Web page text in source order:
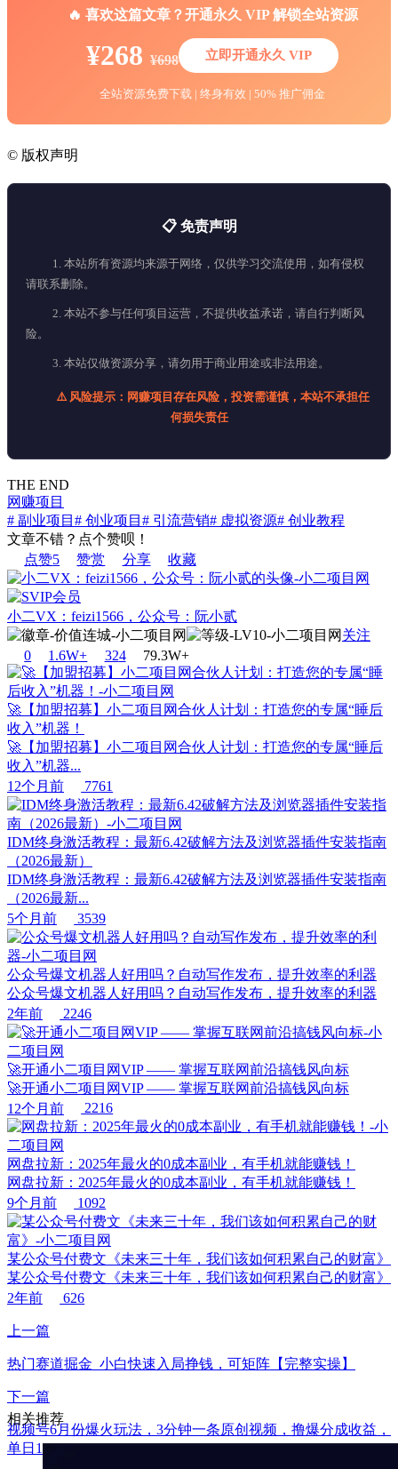
🔥 喜欢这篇文章？开通永久 VIP 解锁全站资源
¥268 ¥698 立即开通永久 VIP
全站资源免费下载 | 终身有效 | 50% 推广佣金
© 版权声明
📋 免责声明
1. 本站所有资源均来源于网络，仅供学习交流使用，如有侵权
请联系删除。
2. 本站不参与任何项目运营，不提供收益承诺，请自行判断风
险。
3. 本站仅做资源分享，请勿用于商业用途或非法用途。
⚠️ 风险提示：网赚项目存在风险，投资需谨慎，本站不承担任
何损失责任
THE END
网赚项目
# 副业项目 # 创业项目 # 引流营销# 虚拟资源# 创业教程
文章不错？点个赞呗！
点赞5 赞赏 分享 收藏
小二VX：feizi1566，公众号：阮小贰
关注
0
1.6W+ 324 79.3W+
🚀【加盟招募】小二项目网合伙人计划：打造您的专属“睡后
收入”机器！
🚀【加盟招募】小二项目网合伙人计划：打造您的专属“睡后
收入”机器...
12个月前
7761
IDM终身激活教程：最新6.42破解方法及浏览器插件安装指南
（2026最新）
IDM终身激活教程：最新6.42破解方法及浏览器插件安装指南
（2026最新...
5个月前
3539
公众号爆文机器人好用吗？自动写作发布，提升效率的利器
公众号爆文机器人好用吗？自动写作发布，提升效率的利器
2年前
2246
🚀开通小二项目网VIP —— 掌握互联网前沿搞钱风向标
🚀开通小二项目网VIP —— 掌握互联网前沿搞钱风向标
12个月前
2216
网盘拉新：2025年最火的0成本副业，有手机就能赚钱！
网盘拉新：2025年最火的0成本副业，有手机就能赚钱！
9个月前
1092
某公众号付费文《未来三十年，我们该如何积累自己的财富》
某公众号付费文《未来三十年，我们该如何积累自己的财富》
2年前
626
上一篇
热门赛道掘金_小白快速入局挣钱，可矩阵【完整实操】
下一篇
视频号6月份爆火玩法，3分钟一条原创视频，撸爆分成收益，
单日1000+
相关推荐